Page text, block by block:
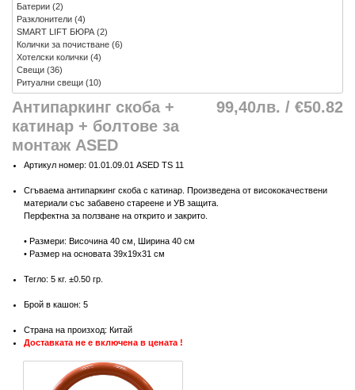
99,40лв. / €50.82
Антипаркинг скоба +
катинар + болтове за
монтаж ASED
Артикул номер: 01.01.09.01 ASED TS 11
Сгъваема антипаркинг скоба с катинар. Произведена от висококачествени
материали със забавено стареене и УВ защита.
Перфектна за ползване на открито и закрито.
• Размери: Височина 40 см, Ширина 40 см
• Размер на основата 39х19x31 см
Тегло: 5 кг. ±0.50 гр.
Брой в кашон: 5
Страна на произход: Китай
Доставката не е включена в цената !
Батерии (2)
Разклонители (4)
SMART LIFT БЮРА(2)
Колички за почистване (6)
Хотелски колички (4)
Свещи (36)
Ритуални свещи (10)